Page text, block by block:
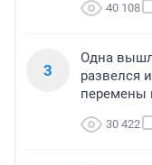
40 108
3
Одна
развелся
перемены
30 422